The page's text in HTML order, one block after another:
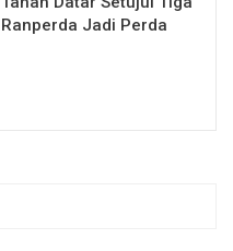
Ranperda Jadi Perda